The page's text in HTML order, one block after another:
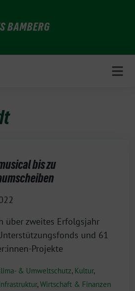
BAMBERG
bis zu
über zweites Erfolgsjahr
und 61
Projekte
& Umweltschutz, Kultur,
,Wirtschaft & Finanzen